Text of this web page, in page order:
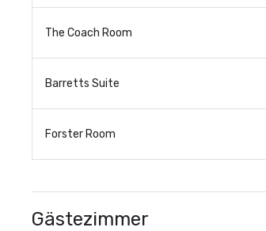
The Coach Room
Barretts Suite
Forster Room
Gästezimmer